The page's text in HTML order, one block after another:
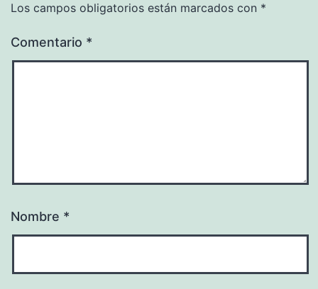
Los campos obligatorios están marcados con *
Comentario *
Nombre *